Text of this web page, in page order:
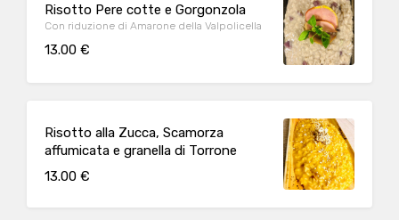
Risotto Pere cotte e Gorgonzola
Con riduzione di Amarone della Valpolicella
13.00 €
Risotto alla Zucca, Scamorza
affumicata e granella di Torrone
13.00 €